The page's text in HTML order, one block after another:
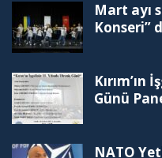
Mart ayı
Konseri”
Kırım’ın
Günü
NATO